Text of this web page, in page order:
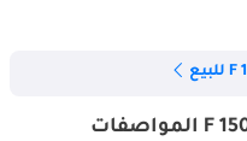
فورد F 150 3.5L ECOBOOST Shaseor المواصفات